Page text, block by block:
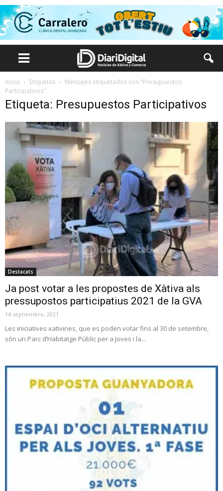
Inicio Etiquetas
Mensajes etiquetados con "Presupuestos
Participativos"
Etiqueta: Presupuestos Participativos
Destacats
Ja post votar a les propostes de Xàtiva als
pressupostos participatius 2021 de la GVA
14 septiembre, 2021
Les iniciatives xativines, que es poden votar fins al 30 de setembre,
són un Parc d’Habitatge Públic per a Joves i la...